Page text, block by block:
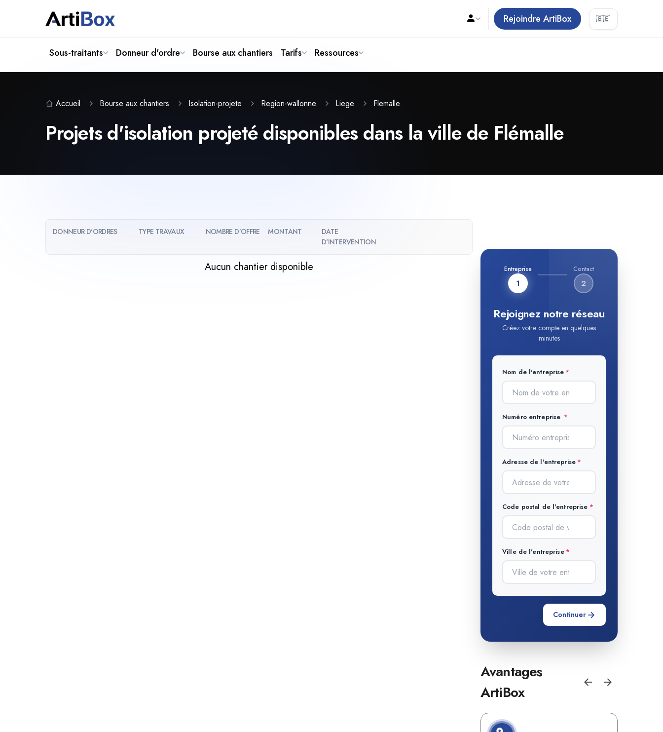
Rejoindre ArtiBox 🇧🇪
Sous-traitants Donneur d'ordre Bourse aux chantiers Tarifs Ressources
Accueil Bourse aux chantiers Isolation-projete Region-wallonne Liege Flemalle
Projets d'isolation projeté disponibles dans la ville de Flémalle
DONNEUR D'ORDRES TYPE TRAVAUX NOMBRE D’OFFRE MONTANT
DATE
D'INTERVENTION
Aucun chantier disponible Entreprise
1
Contact
2
Rejoignez notre réseau
Créez votre compte en quelques
minutes
Nom de l'entreprise
Numéro entreprise
Adresse de l'entreprise
Code postal de l'entreprise
Ville de l'entreprise
Continuer
Avantages
ArtiBox